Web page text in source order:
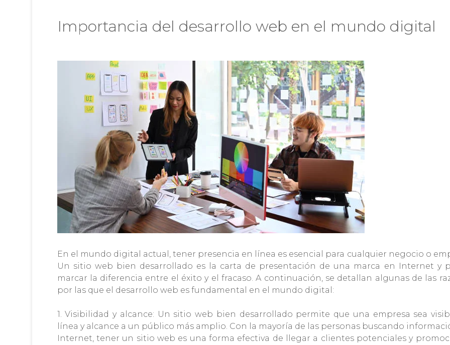
Importancia del desarrollo web en el mundo digital
En el mundo digital actual, tener presencia en línea es esencial para cualquier negocio o
Un sitio web bien desarrollado es la carta de presentación de una marca en Internet y
marcar la diferencia entre el éxito y el fracaso. A continuación, se detallan algunas de las
por las que el desarrollo web es fundamental en el mundo digital:
1. Visibilidad y alcance: Un sitio web bien desarrollado permite que una empresa sea
línea y alcance a un público más amplio. Con la mayoría de las personas buscando
Internet, tener un sitio web es una forma efectiva de llegar a clientes potenciales y